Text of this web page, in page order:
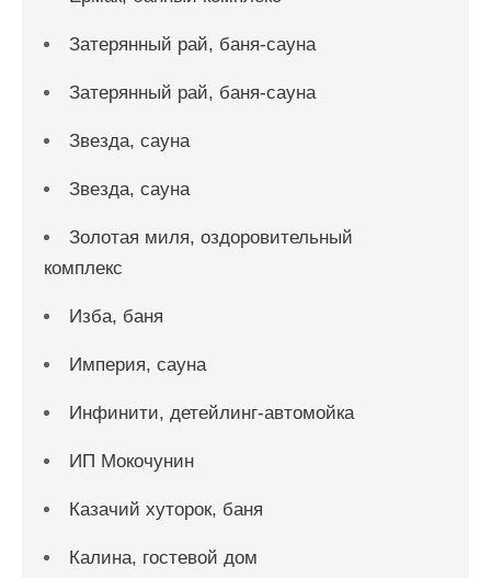
Затерянный рай, баня-сауна
Затерянный рай, баня-сауна
Звезда, сауна
Звезда, сауна
Золотая миля, оздоровительный
комплекс
Изба, баня
Империя, сауна
Инфинити, детейлинг-автомойка
ИП Мокочунин
Казачий хуторок, баня
Калина, гостевой дом